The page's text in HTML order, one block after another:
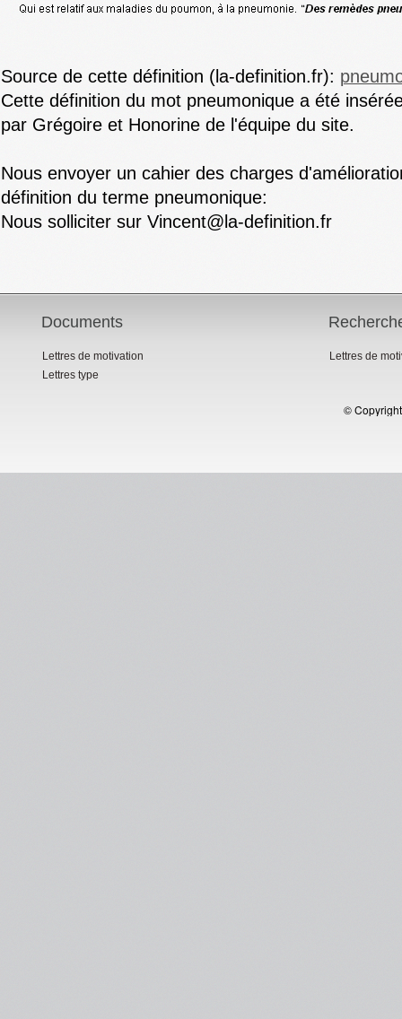
Source de cette définition (la-definition.fr):
Cette définition du mot pneumonique a été
par Grégoire et Honorine de l'équipe du site.
Nous envoyer un cahier des charges
définition du terme pneumonique:
Nous solliciter sur Vincent@la-definition.fr
Documents
Lettres de motivation
Lettres type
Lettres de
©